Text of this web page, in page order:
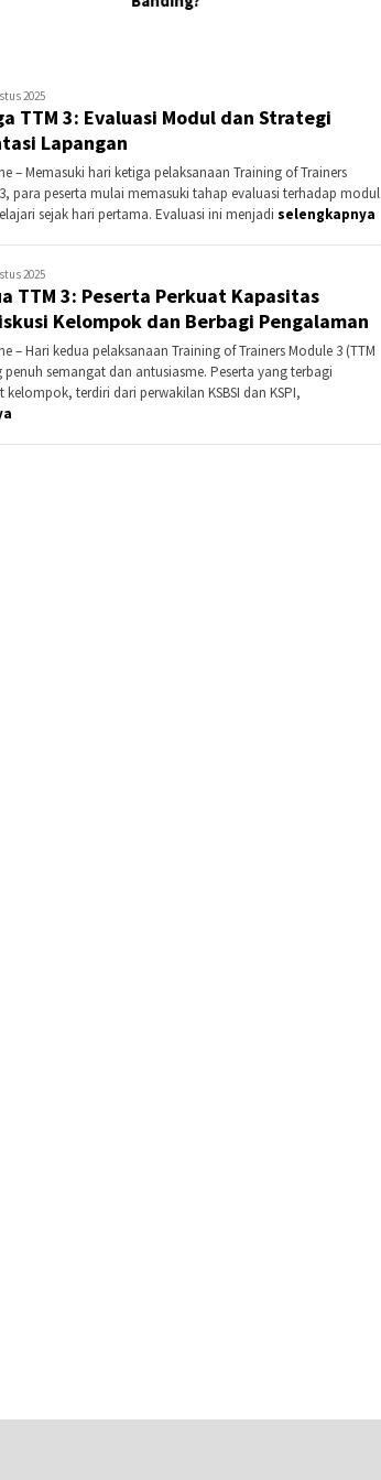
2025
TTM 3: Evaluasi Modul dan Strategi
Lapangan
– Memasuki hari ketiga pelaksanaan Training of Trainers
para peserta mulai memasuki tahap evaluasi terhadap modul
sejak hari pertama. Evaluasi ini menjadi selengkapnya
2025
TTM 3: Peserta Perkuat Kapasitas
Kelompok dan Berbagi Pengalaman
– Hari kedua pelaksanaan Training of Trainers Module 3 (TTM
penuh semangat dan antusiasme. Peserta yang terbagi
terdiri dari perwakilan KSBSI dan KSPI,